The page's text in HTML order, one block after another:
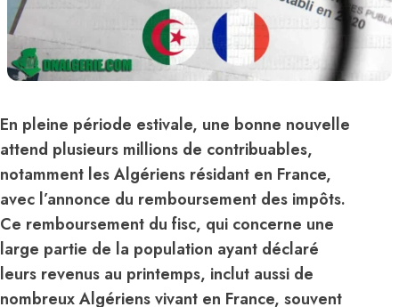
En pleine période estivale, une bonne nouvelle
attend plusieurs millions de contribuables,
notamment les Algériens résidant en France,
avec l’annonce du remboursement des impôts.
Ce remboursement du fisc, qui concerne une
large partie de la population ayant déclaré
leurs revenus au printemps, inclut aussi de
nombreux Algériens vivant en France, souvent